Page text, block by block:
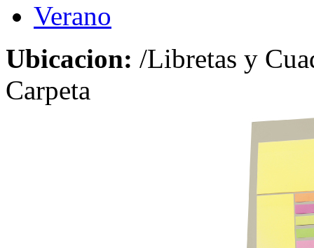
Verano
Ubicacion: /Libretas y
Carpeta